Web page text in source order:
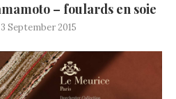
– foulards en soie
3 September 2015